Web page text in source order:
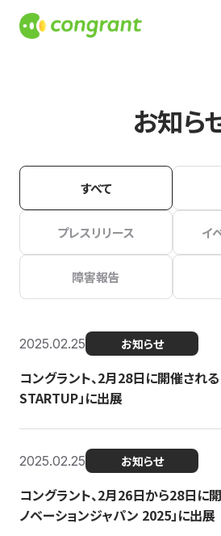
お知ら
すべて
プレスリリース イ
障害報告
2025.02.25 お知らせ
コングラント、2月28日に開催され
STARTUP」に出展
2025.02.25 お知らせ
コングラント、2月26日から28日に
ノベーションジャパン 2025」に出展